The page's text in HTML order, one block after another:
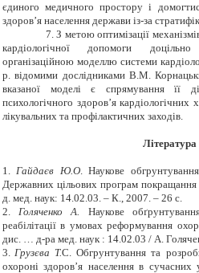
єдиного медичного простору і
здоров’я населення держави із-за
7. З метою оптимізації
кардіологічної допомоги
організаційною моделлю системи
р. відомими дослідниками В.М.
вказаної моделі є спрямування її
психологічного здоров’я кардіологічних
лікувальних та профілактичних заходів.
Література
1. Гайдаєв Ю.О. Наукове
Державних цільових програм покращання
д. мед. наук: 14.02.03. – К., 2007. – 26 с.
2.
Голяченко А. Наукове
реабілітації в умовах реформування
дис. … д-ра мед. наук : 14.02.03 / А.
3. Грузєва Т.С. Обгрунтування та
охороні здоров’я населення в сучасних